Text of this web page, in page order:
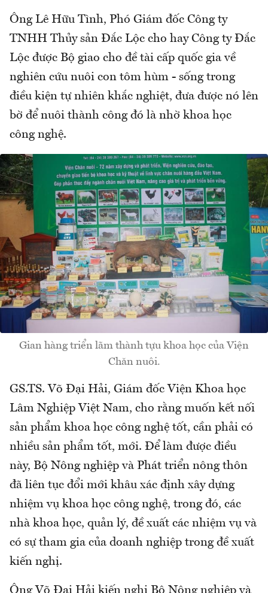
Ông Lê Hữu Tình, Phó Giám đốc Công ty
TNHH Thủy sản Đắc Lộc cho hay Công ty Đắc
Lộc được Bộ giao cho đề tài cấp quốc gia về
nghiên cứu nuôi con tôm hùm - sống trong
điều kiện tự nhiên khắc nghiệt, đưa được nó lên
bờ để nuôi thành công đó là nhờ khoa học
công nghệ.
Gian hàng triển lãm thành tựu khoa học của Viện
Chăn nuôi.
GS.TS. Võ Đại Hải, Giám đốc Viện Khoa học
Lâm Nghiệp Việt Nam, cho rằng muốn kết nối
sản phẩm khoa học công nghệ tốt, cần phải có
nhiều sản phẩm tốt, mới. Để làm được điều
này, Bộ Nông nghiệp và Phát triển nông thôn
đã liên tục đổi mới khâu xác định xây dựng
nhiệm vụ khoa học công nghệ, trong đó, các
nhà khoa học, quản lý, đề xuất các nhiệm vụ và
có sự tham gia của doanh nghiệp trong đề xuất
kiến nghị.
Ông Võ Đại Hải kiến nghị Bộ Nông nghiệp và